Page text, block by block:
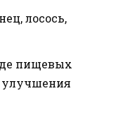
лосось,
пищевых
улучшения